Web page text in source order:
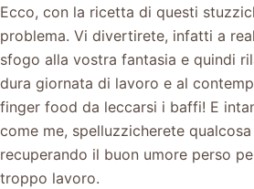
Ecco, con la ricetta di questi
problema. Vi divertirete, infatti a
sfogo alla vostra fantasia e quindi
dura giornata di lavoro e al
finger food da leccarsi i baffi! E
come me, spelluzzicherete
recuperando il buon umore perso
troppo lavoro.